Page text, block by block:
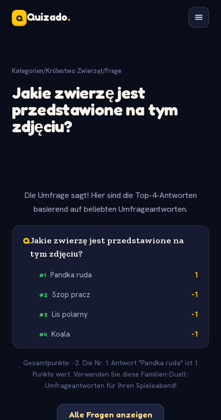
Q Quizado.
Kategorien/Królestwo Zwierząt/Frage
Jakie zwierzę jest
przedstawione na tym
zdjęciu?
Die Umfrage sagt! Hier sind die Top-4-Antworten
basierend auf beliebten Umfrageantworten.
QJakie zwierzę jest przedstawione na
tym zdjęciu?
#1 Pandka ruda 1
#2 Szop pracz -1
#3 Lis polarny -1
#4 Koala -1
Gesamtpunkte: -2. Die Nr. 1 Antwort "Pandka ruda" ist 1
Punkte wert. Verwenden Sie diese Familien-Duell-
Umfrageantworten für Ihren Spieleabend!
Alle Fragen anzeigen